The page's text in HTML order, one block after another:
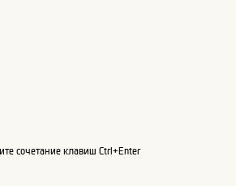
сочетание клавиш Ctrl+Enter